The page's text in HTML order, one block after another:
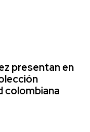
presentan en
colombiana